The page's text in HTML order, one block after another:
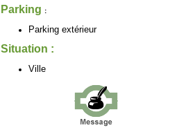
Parking :
Parking extérieur
Situation :
Ville